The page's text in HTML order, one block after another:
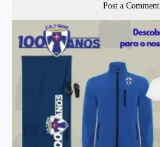
Post a Comment